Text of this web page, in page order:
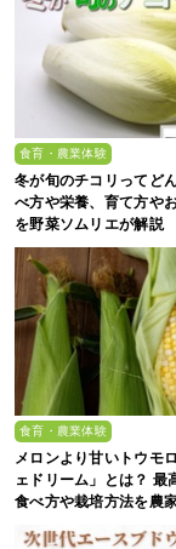
食育・農業体験
冬が旬のチコリってど
べ方や栄養、育て方や
を野菜ソムリエが解説
食育・農業体験
メロンより甘いトウモ
ェドリーム」とは？ 最
食べ方や栽培方法を農